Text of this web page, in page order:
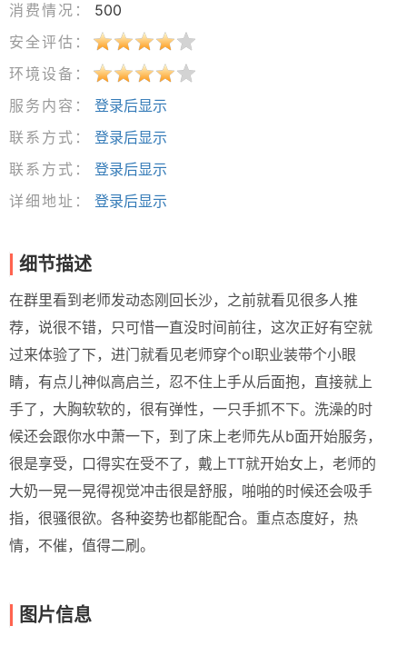
消费情况：
500
安全评估：
环境设备：
服务内容：
登录后显示
联系方式：
登录后显示
联系方式：
登录后显示
详细地址：
登录后显示
细节描述
在群里看到老师发动态刚回长沙，之前就看见很多人推
荐，说很不错，只可惜一直没时间前往，这次正好有空就
过来体验了下，进门就看见老师穿个ol职业装带个小眼
睛，有点儿神似高启兰，忍不住上手从后面抱，直接就上
手了，大胸软软的，很有弹性，一只手抓不下。洗澡的时
候还会跟你水中萧一下，到了床上老师先从b面开始服务，
很是享受，口得实在受不了，戴上TT就开始女上，老师的
大奶一晃一晃得视觉冲击很是舒服，啪啪的时候还会吸手
指，很骚很欲。各种姿势也都能配合。重点态度好，热
情，不催，值得二刷。
图片信息